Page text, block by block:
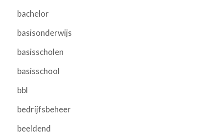
bachelor
basisonderwijs
basisscholen
basisschool
bbl
bedrijfsbeheer
beeldend